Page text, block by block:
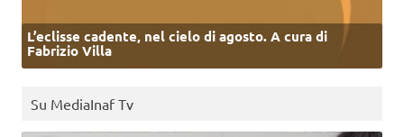
L’eclisse cadente, nel cielo di agosto. A cura di
Fabrizio Villa
Su MediaInaf Tv